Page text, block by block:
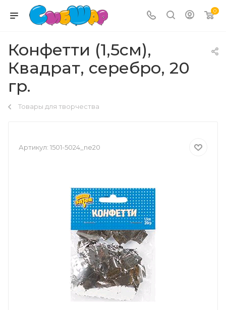
0
Конфетти (1,5см),
Квадрат, серебро, 20
гр.
Товары для творчества
Артикул: 1501-5024_ne20